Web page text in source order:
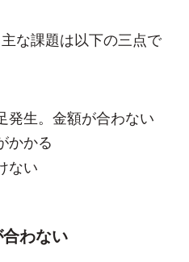
な課題は以下の三点で
発生。金額が合わない
かかる
ない
わない